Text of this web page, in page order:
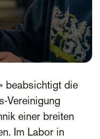
beabsichtigt die
Vereinigung
einer breiten
Im Labor in